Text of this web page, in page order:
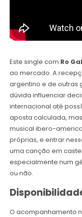
Este single com Ro
ao mercado. A
argentino e de outras
dúvida influenciar
internacional até
aposta calculada,
musical ibero-
próprias, e entrar
uma canção em
especialmente num
ou não.
O acompanhamento